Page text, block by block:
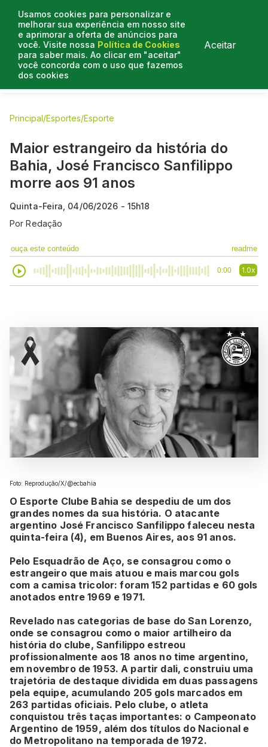
Usamos cookies para personalizar e
melhorar sua experiência em nosso site
e aprimorar a oferta de anúncios para
você. Visite nossa Política de Cookies
para saber mais. Ao clicar em "aceitar"
você concorda com o uso que fazemos
dos cookies
Aceitar
E.C Bahia
Principal/Esportes/Esporte
Maior estrangeiro da história do
Bahia, José Francisco Sanfilippo
morre aos 91 anos
Quinta-Feira, 04/06/2026 - 15h18
PorRedação
ouça este conteúdo readme
0:00 1.0x
Foto: Reprodução/X/@ecbahia
O Esporte Clube Bahia se despediu de um dos
grandes nomes da sua história. O atacante
argentino José Francisco Sanfilippo faleceu nesta
quinta-feira (4), em Buenos Aires, aos 91 anos.
Pelo Esquadrão de Aço, se consagrou como o
estrangeiro que mais atuou e mais marcou gols
com a camisa tricolor: foram 152 partidas e 60 gols
anotados entre 1969 e 1971.
Revelado nas categorias de base do San Lorenzo,
onde se consagrou como o maior artilheiro da
história do clube, Sanfilippo estreou
profissionalmente aos 18 anos no time argentino,
em novembro de 1953. A partir dali, construiu uma
trajetória de destaque dividida em duas passagens
pela equipe, acumulando 205 gols marcados em
263 partidas oficiais. Pelo clube, o atleta
conquistou três taças importantes: o Campeonato
Argentino de 1959, além dos títulos do Nacional e
do Metropolitano na temporada de 1972.